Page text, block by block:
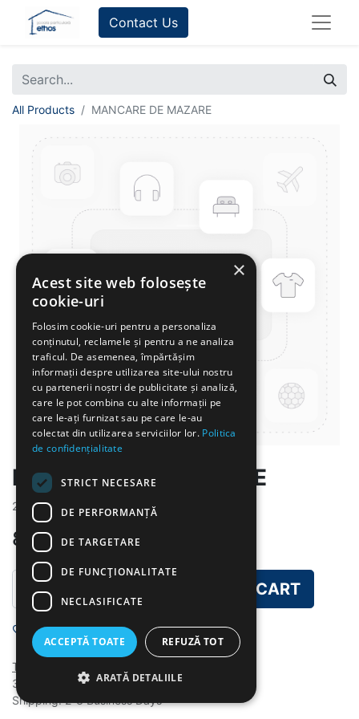
Contact Us
All Products MANCARE DE MAZARE
MANCARE DE MAZARE
2026-5-20
8.00 lei
ADD TO CART
Add to wishlist
Terms and Conditions
30-day money-back guarantee
Shipping: 2-3 Business Days
×
Acest site web folosește
cookie-uri
Folosim cookie-uri pentru a personaliza
conținutul, reclamele și pentru a ne analiza
traficul. De asemenea, împărtășim
informații despre utilizarea site-ului nostru
cu partenerii noștri de publicitate și analiză,
care le pot combina cu alte informații pe
care le-ați furnizat sau pe care le-au
colectat din utilizarea serviciilor lor. Politica
de confidențialitate
STRICT NECESARE
DE PERFORMANȚĂ
DE TARGETARE
DE FUNCŢIONALITATE
NECLASIFICATE
ACCEPTĂ TOATE REFUZĂ TOT
ARATĂ DETALIILE